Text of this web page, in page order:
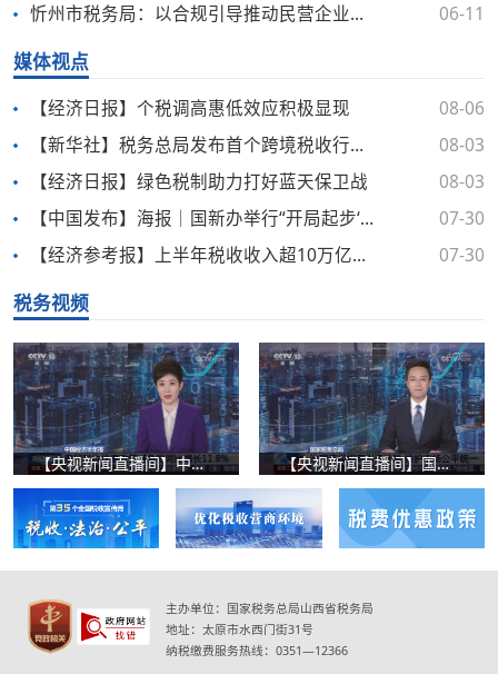
忻州市税务局：以合规引导推动民营企业稳健前行
06-11
媒体视点
【经济日报】个税调高惠低效应积极显现
08-06
【新华社】税务总局发布首个跨境税收行业类指引
08-03
【经济日报】绿色税制助力打好蓝天保卫战
08-03
【中国发布】海报｜国新办举行“开局起步‘十五五’”系列主题新闻发布会 介绍“十五五”时期税收改革发展有关情况
07-30
【经济参考报】上半年税收收入超10万亿元 新动能领域增收效应明显
07-30
税务视频
【央视新闻直播间】中国经济半年报 惠民税收优惠政策减免税同比增长11.8% 【央视新闻直播间】国家税务总局 治理违规招商引资涉税 维护市场公平统一
主办单位：国家税务总局山西省税务局
地址：太原市水西门街31号
纳税缴费服务热线：0351—12366